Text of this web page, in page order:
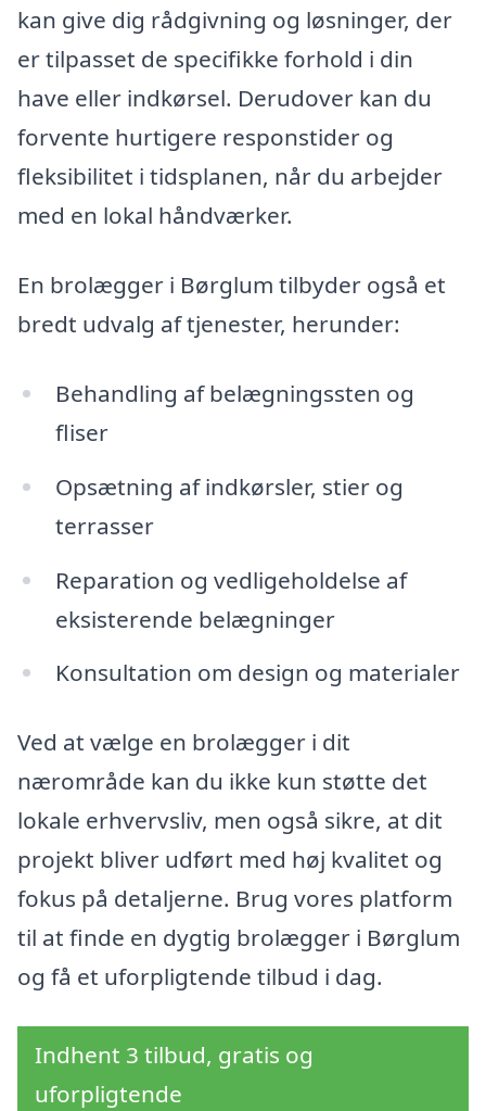
kan give dig rådgivning og løsninger, der
er tilpasset de specifikke forhold i din
have eller indkørsel. Derudover kan du
forvente hurtigere responstider og
fleksibilitet i tidsplanen, når du arbejder
med en lokal håndværker.
En brolægger i Børglum tilbyder også et
bredt udvalg af tjenester, herunder:
Behandling af belægningssten og
fliser
Opsætning af indkørsler, stier og
terrasser
Reparation og vedligeholdelse af
eksisterende belægninger
Konsultation om design og materialer
Ved at vælge en brolægger i dit
nærområde kan du ikke kun støtte det
lokale erhvervsliv, men også sikre, at dit
projekt bliver udført med høj kvalitet og
fokus på detaljerne. Brug vores platform
til at finde en dygtig brolægger i Børglum
og få et uforpligtende tilbud i dag.
Indhent 3 tilbud, gratis og
uforpligtende